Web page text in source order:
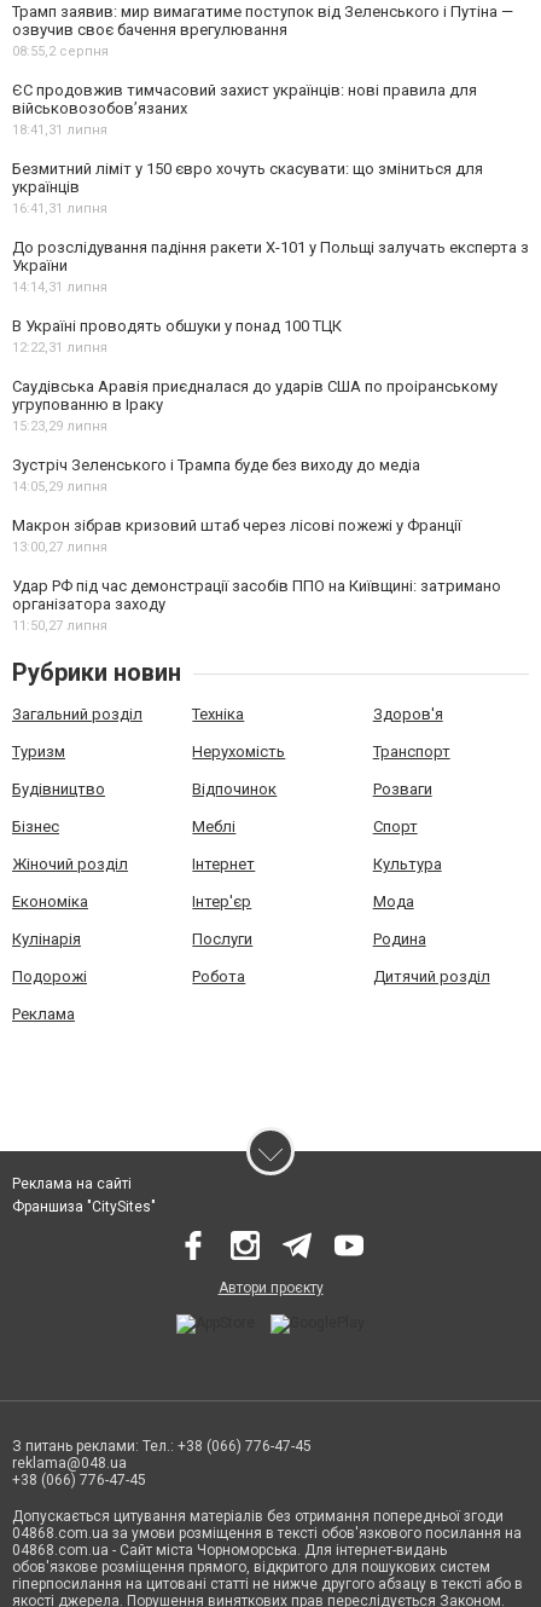
Трамп заявив: мир вимагатиме поступок від Зеленського і Путіна —
озвучив своє бачення врегулювання
08:55,2 серпня
ЄС продовжив тимчасовий захист українців: нові правила для
військовозобов’язаних
18:41,31 липня
Безмитний ліміт у 150 євро хочуть скасувати: що зміниться для
українців
16:41,31 липня
До розслідування падіння ракети Х-101 у Польщі залучать експерта з
України
14:14,31 липня
В Україні проводять обшуки у понад 100 ТЦК
12:22,31 липня
Саудівська Аравія приєдналася до ударів США по проіранському
угрупованню в Іраку
15:23,29 липня
Зустріч Зеленського і Трампа буде без виходу до медіа
14:05,29 липня
Макрон зібрав кризовий штаб через лісові пожежі у Франції
13:00,27 липня
Удар РФ під час демонстрації засобів ППО на Київщині: затримано
організатора заходу
11:50,27 липня
Рубрики новин
Загальний розділ Техніка Здоров'я
Туризм Нерухомість Транспорт
Будівництво Відпочинок Розваги
Бізнес Меблі Спорт
Жіночий розділ Інтернет Культура
Економіка Інтер'єр Мода
Кулінарія Послуги Родина
Подорожі Робота Дитячий розділ
Реклама
Реклама на сайті
Франшиза "CitySites"
Автори проєкту
З питань реклами: Тел.: +38 (066) 776-47-45
reklama@048.ua
+38 (066) 776-47-45
Допускається цитування матеріалів без отримання попередньої згоди
04868.com.ua за умови розміщення в тексті обов'язкового посилання на
04868.com.ua - Сайт міста Чорноморська. Для інтернет-видань
обов'язкове розміщення прямого, відкритого для пошукових систем
гіперпосилання на цитовані статті не нижче другого абзацу в тексті або в
якості джерела. Порушення виняткових прав переслідується Законом.